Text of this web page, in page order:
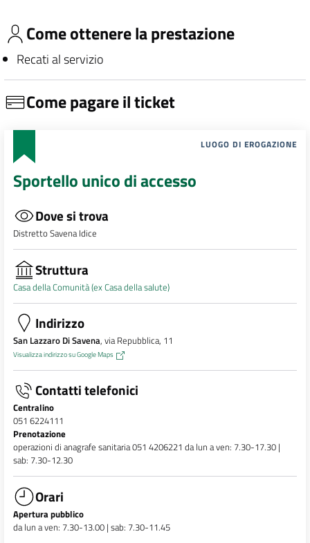
Come ottenere la prestazione
Recati al servizio
Come pagare il ticket
LUOGO DI EROGAZIONE
Sportello unico di accesso
Dove si trova
Distretto Savena Idice
Struttura
Casa della Comunità (ex Casa della salute)
Indirizzo
San Lazzaro Di Savena, via Repubblica, 11
Visualizza indirizzo su Google Maps
Contatti telefonici
Centralino
051 6224111
Prenotazione
operazioni di anagrafe sanitaria 051 4206221 da lun a ven: 7.30-17.30 |
sab: 7.30-12.30
Orari
Apertura pubblico
da lun a ven: 7.30-13.00 | sab: 7.30-11.45